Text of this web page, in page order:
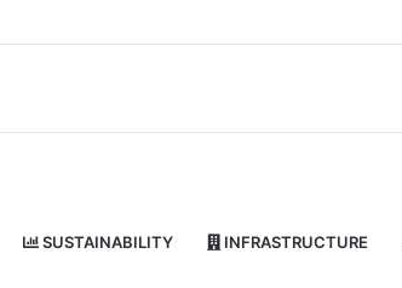
SUSTAINABILITY INFRASTRUCTURE